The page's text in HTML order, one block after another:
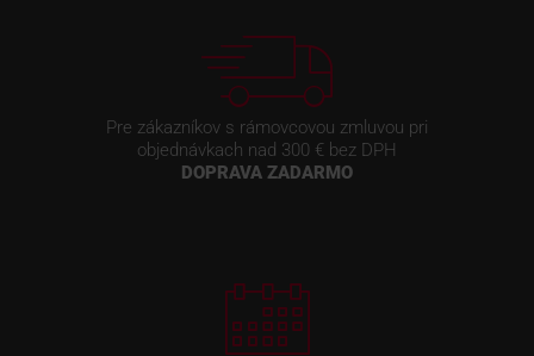
Pre zákazníkov s rámovcovou zmluvou pri
objednávkach nad 300 € bez DPH
DOPRAVA ZADARMO